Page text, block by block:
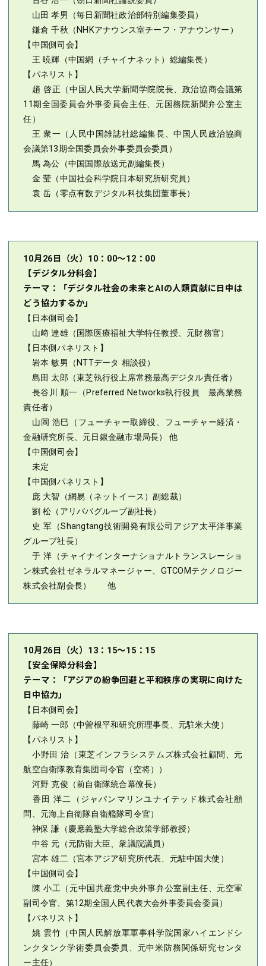
山田 孝男（毎日新聞社政治部特別編集委員）
鎌倉 千秋（NHKアナウンス室チーフ・アナウンサー）
【中国側司会】
王 暁輝（中国網（チャイナネット）総編集長）
【パネリスト】
趙 啓正（中国人民大学新聞学院院長、政治協商会議第
11期全国委員会外事委員会主任、元国務院新聞弁公室主
任）
王 衆一（人民中国雑誌社総編集長、中国人民政治協商
会議第13期全国委員会外事委員会委員）
馬 為公（中国国際放送元副編集長）
金 莹（中国社会科学院日本研究所研究員）
袁 岳（零点有数デジタル科技集団董事長）
10月26日（火）10：00～12：00
【デジタル分科会】
テーマ：「デジタル社会の未来とAIの人類貢献に日中は
どう協力するか」
【日本側司会】
山﨑 達雄（国際医療福祉大学特任教授、元財務官）
【日本側パネリスト】
岩本 敏男（NTTデータ 相談役）
島田 太郎（東芝執行役上席常務最高デジタル責任者）
長谷川 順一（Preferred Networks執行役員 最高業務
責任者）
山岡 浩巳（フューチャー取締役、フューチャー経済・
金融研究所長、元日銀金融市場局長） 他
【中国側司会】
未定
【中国側パネリスト】
庞 大智（網易（ネットイース）副総裁）
劉 松（アリババグループ副社長）
史 军（Shangtang技術開発有限公司アジア太平洋事業
グループ社長）
于 洋（チャイナインターナショナルトランスレーショ
ン株式会社ゼネラルマネージャー、GTCOMテクノロジー
株式会社副会長） 他
10月26日（火）13：15～15：15
【安全保障分科会】
テーマ：「アジアの紛争回避と平和秩序の実現に向けた
日中協力」
【日本側司会】
藤崎 一郎（中曽根平和研究所理事長、元駐米大使）
【パネリスト】
小野田 治（東芝インフラシステムズ株式会社顧問、元
航空自衛隊教育集団司令官（空将））
河野 克俊（前自衛隊統合幕僚長）
香田 洋二（ジャパンマリンユナイテッド株式会社顧
問、元海上自衛隊自衛艦隊司令官）
神保 謙（慶應義塾大学総合政策学部教授）
中谷 元（元防衛大臣、衆議院議員）
宮本 雄二（宮本アジア研究所代表、元駐中国大使）
【中国側司会】
陳 小工（元中国共産党中央外事弁公室副主任、元空軍
副司令官、第12期全国人民代表大会外事委員会委員）
【パネリスト】
姚 雲竹（中国人民解放軍軍事科学院国家ハイエンドシ
ンクタンク学術委員会委員、元中米防務関係研究センタ
ー主任）